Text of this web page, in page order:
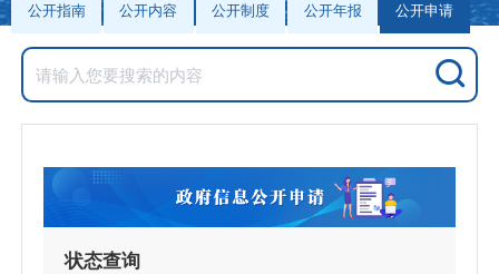
公开指南
公开内容
公开制度
公开年报
公开申请
状态查询